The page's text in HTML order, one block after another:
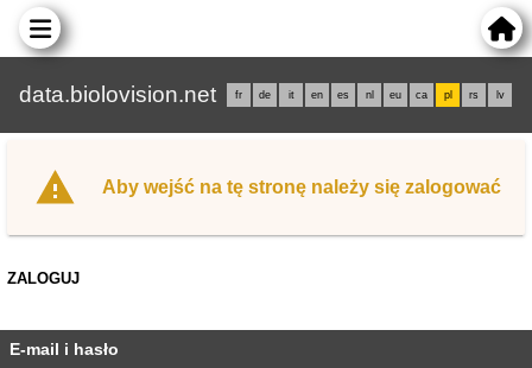
data.biolovision.net fr de it en es nl eu ca pl rs lv
Aby wejść na tę stronę należy się zalogować
ZALOGUJ
E-mail i hasło